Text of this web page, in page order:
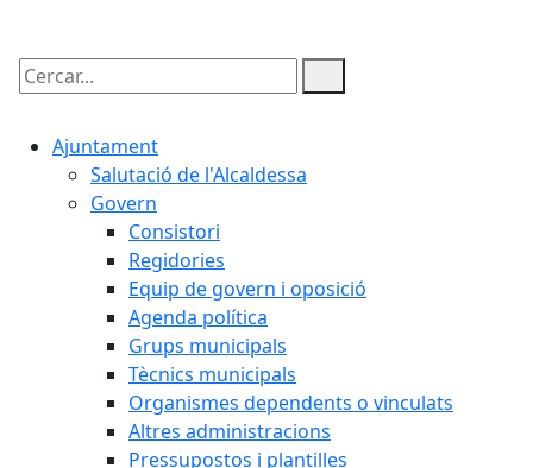
Cercar:
Ajuntament
Salutació de l'Alcaldessa
Govern
Consistori
Regidories
Equip de govern i oposició
Agenda política
Grups municipals
Tècnics municipals
Organismes dependents o vinculats
Altres administracions
Pressupostos i plantilles